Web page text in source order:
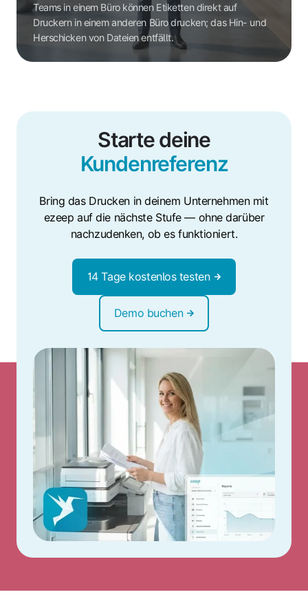
Teams in einem Büro können Etiketten direkt auf
Druckern in einem anderen Büro drucken; das Hin- und
Herschicken von Dateien entfällt.
Starte deine
Kundenreferenz
Bring das Drucken in deinem Unternehmen mit
ezeep auf die nächste Stufe — ohne darüber
nachzudenken, ob es funktioniert.
14 Tage kostenlos testen
Demo buchen